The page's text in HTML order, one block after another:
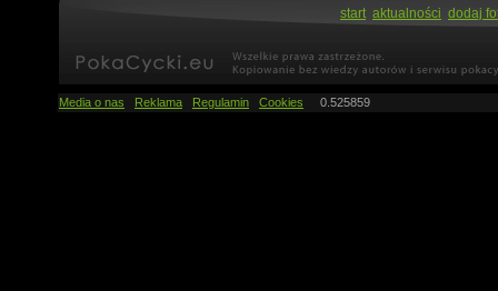
start aktualności dodaj
Media o nas Reklama Regulamin Cookies 0.525859